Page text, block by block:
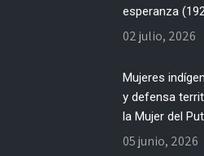
esperanza
02 julio, 2026
Mujeres
y defensa
la Mujer del
05 junio, 2026